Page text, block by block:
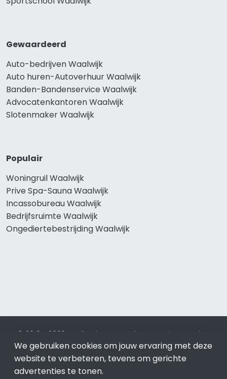
Gewaardeerd
Auto-bedrijven Waalwijk
Auto huren-Autoverhuur Waalwijk
Banden-Bandenservice Waalwijk
Advocatenkantoren Waalwijk
Slotenmaker Waalwijk
Populair
Woningruil Waalwijk
Prive Spa-Sauna Waalwijk
Incassobureau Waalwijk
Bedrijfsruimte Waalwijk
Ongediertebestrijding Waalwijk
© 2019 - 2026 Realisatie en SEO door SEO-bureau
Lion
Internet. Betaal alleen voor bewezen resultaten?SEO
optimalisatie No Cure No Pay .Waalwijkis onderdeel van Lion
Internet.
We gebruiken cookies om jouw ervaring met deze
website te verbeteren, tevens om gerichte
advertenties te tonen.